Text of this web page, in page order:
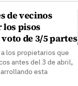
de vecinos
pisos
de 3/5 partes
los propietarios que
antes del 3 de abril,
esta